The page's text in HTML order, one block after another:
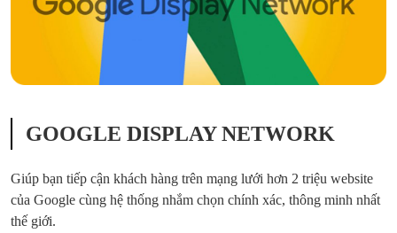
GOOGLE DISPLAY NETWORK
Giúp bạn tiếp cận khách hàng trên mạng lưới hơn 2 triệu website
của Google cùng hệ thống nhắm chọn chính xác, thông minh nhất
thế giới.